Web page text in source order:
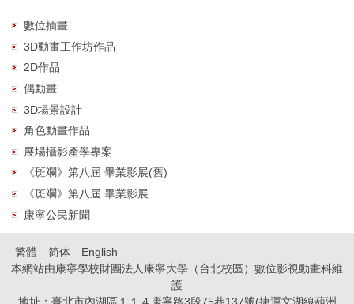
數位插畫
3D動畫工作坊作品
2D作品
偶動畫
3D場景設計
角色動畫作品
展場攝影產學專案
《斑斕》第八屆 畢業影展(舊)
《斑斕》第八屆 畢業影展
康寧公民新聞
繁體 简体
English
本網站由康寧學校財團法人康寧大學（台北校區）數位影視動畫科維
護